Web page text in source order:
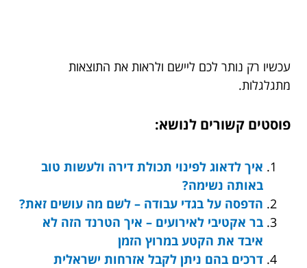
עכשיו רק נותר לכם ליישם ולראות את התוצאות
מתגלגלות.
פוסטים קשורים לנושא:
איך לדאוג לפינוי תכולת דירה ולעשות טוב
באותה נשימה?
הדפסה על בגדי עבודה – לשם מה עושים זאת?
בר אקטיבי לאירועים – איך הטרנד הזה לא
איבד את הקטע במרוץ הזמן
דרכים בהם ניתן לקבל אזרחות ישראלית